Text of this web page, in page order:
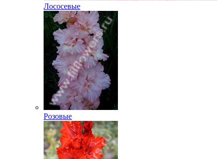
Лососевые
Розовые